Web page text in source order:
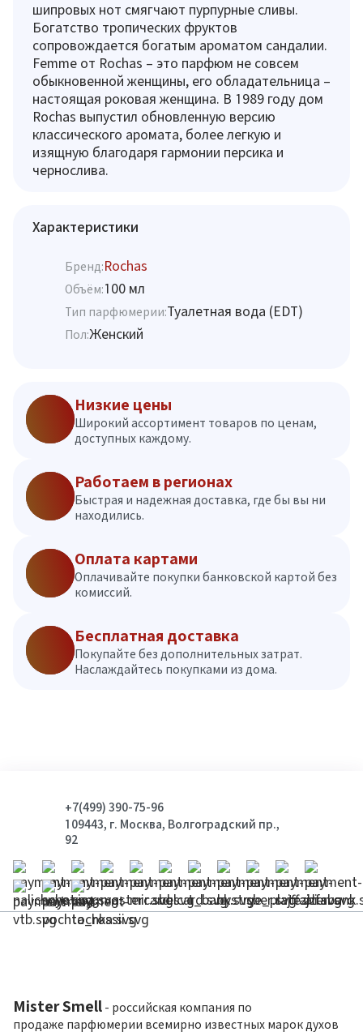
шипровых нот смягчают пурпурные сливы.
Богатство тропических фруктов
сопровождается богатым ароматом сандалии.
Femme от Rochas – это парфюм не совсем
обыкновенной женщины, его обладательница –
настоящая роковая женщина. В 1989 году дом
Rochas выпустил обновленную версию
классического аромата, более легкую и
изящную благодаря гармонии персика и
чернослива.
Характеристики
Бренд:Rochas
Объём:100 мл
Тип парфюмерии:Туалетная вода (EDT)
Пол:Женский
Низкие цены
Широкий ассортимент товаров по ценам,
доступных каждому.
Работаем в регионах
Быстрая и надежная доставка, где бы вы ни
находились.
Оплата картами
Оплачивайте покупки банковской картой без
комиссий.
Бесплатная доставка
Покупайте без дополнительных затрат.
Наслаждайтесь покупками из дома.
+7(499) 390-75-96
109443, г. Москва, Волгоградский пр.,
92
Mister Smell - российская компания по
продаже парфюмерии всемирно известных марок духов